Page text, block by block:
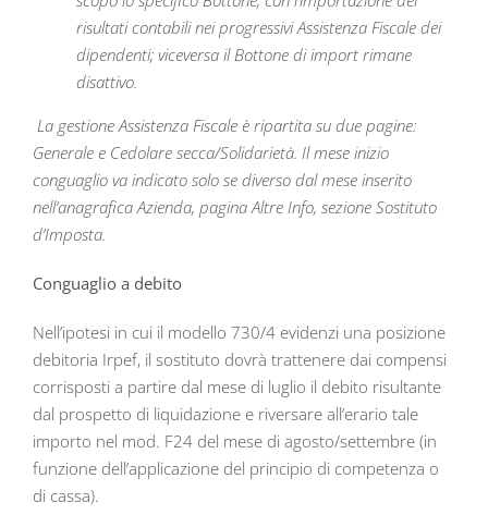
risultati contabili nei progressivi Assistenza Fiscale dei
dipendenti; viceversa il Bottone di import rimane
disattivo.
La gestione Assistenza Fiscale è ripartita su due pagine:
Generale e Cedolare secca/Solidarietà. Il mese inizio
conguaglio va indicato solo se diverso dal mese inserito
nell’anagrafica Azienda, pagina Altre Info, sezione Sostituto
d’Imposta.
Conguaglio a debito
Nell’ipotesi in cui il modello 730/4 evidenzi una posizione
debitoria Irpef, il sostituto dovrà trattenere dai compensi
corrisposti a partire dal mese di luglio il debito risultante
dal prospetto di liquidazione e riversare all’erario tale
importo nel mod. F24 del mese di agosto/settembre (in
funzione dell’applicazione del principio di competenza o
di cassa).